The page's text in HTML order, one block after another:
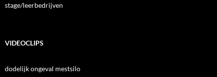
stage/leerbedrijven
VIDEOCLIPS
dodelijk ongeval mestsilo